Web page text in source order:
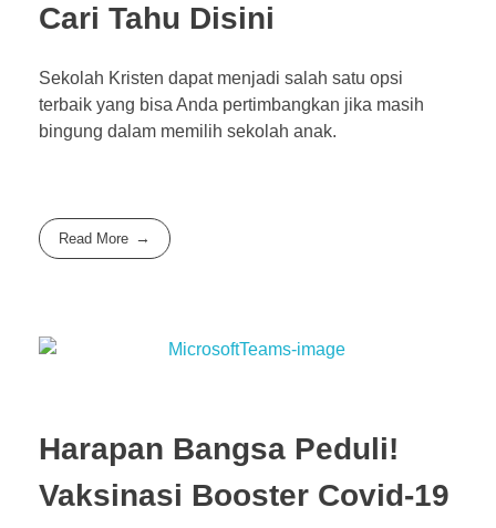
Cari Tahu Disini
Sekolah Kristen dapat menjadi salah satu opsi
terbaik yang bisa Anda pertimbangkan jika masih
bingung dalam memilih sekolah anak.
Read More
Harapan Bangsa Peduli!
Vaksinasi Booster Covid-19